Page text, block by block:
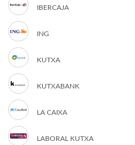
IBERCAJA
ING
KUTXA
KUTXABANK
LA CAIXA
LABORAL KUTXA